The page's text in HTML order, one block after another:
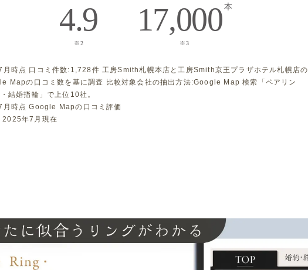
4.9
※2
17,000 本
※3
時点 口コミ件数:1,728件 工房Smith札幌本店と工房Smith京王プラザホテル札幌店の
Mapの口コミ数を基に調査 比較対象会社の抽出方法:Google Map 検索「ペアリン
結婚指輪」で上位10社。
時点 Google Mapの口コミ評価
年7月現在